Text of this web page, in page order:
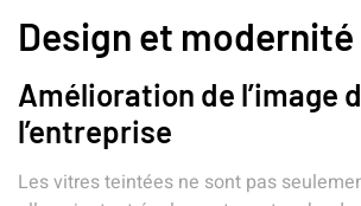
Design et modernité
Amélioration de l’image
l’entreprise
Les vitres teintées ne sont pas